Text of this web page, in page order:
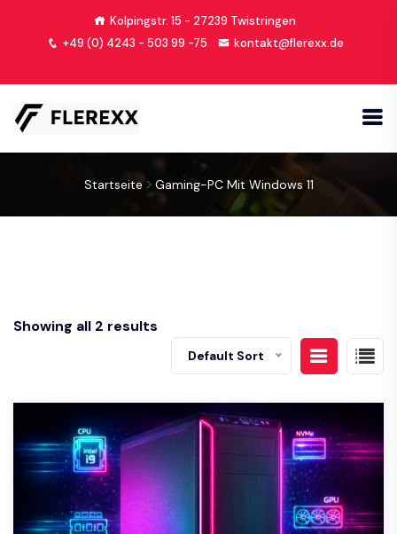
Kolpingstr. 15 - 27239 Twistringen
+49 (0) 4243 - 503 99 -75
kontakt@flerexx.de
Startseite Gaming-PC Mit Windows 11
Showing all 2 results
Default Sort